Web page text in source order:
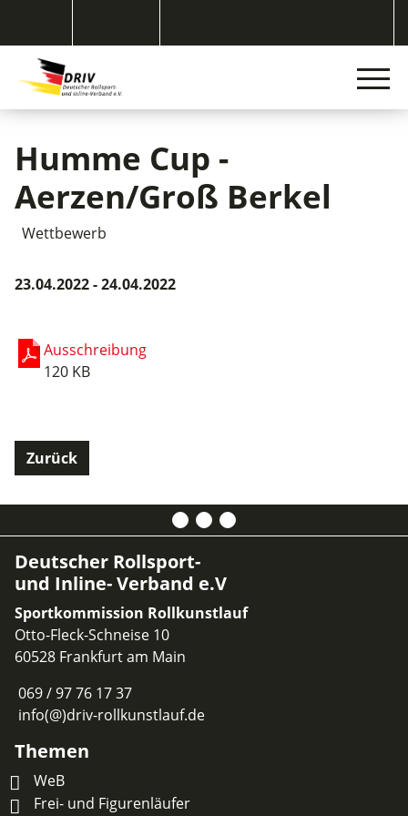
Humme Cup -
Aerzen/Groß Berkel
Wettbewerb
23.04.2022 - 24.04.2022
Ausschreibung
120 KB
Zurück
Deutscher Rollsport-
und Inline- Verband e.V
Sportkommission Rollkunstlauf
Otto-Fleck-Schneise 10
60528 Frankfurt am Main
069 / 97 76 17 37
info(@)driv-rollkunstlauf.de
Themen
WeB
Frei- und Figurenläufer